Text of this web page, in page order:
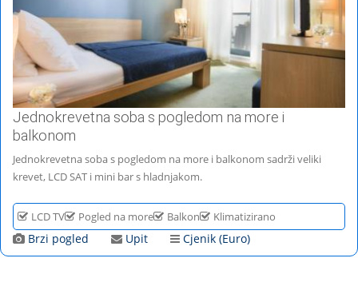
Jednokrevetna soba s pogledom na more i
balkonom
Jednokrevetna soba s pogledom na more i balkonom sadrži veliki
krevet, LCD SAT i mini bar s hladnjakom.
LCD TV Pogled na more Balkon Klimatizirano
Brzi pogled Upit Cjenik (Euro)